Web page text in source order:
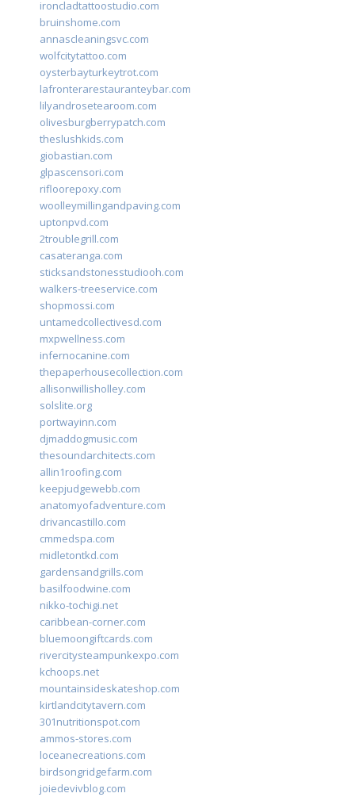
ironcladtattoostudio.com
bruinshome.com
annascleaningsvc.com
wolfcitytattoo.com
oysterbayturkeytrot.com
lafronterarestauranteybar.com
lilyandrosetearoom.com
olivesburgberrypatch.com
theslushkids.com
giobastian.com
glpascensori.com
rifloorepoxy.com
woolleymillingandpaving.com
uptonpvd.com
2troublegrill.com
casateranga.com
sticksandstonesstudiooh.com
walkers-treeservice.com
shopmossi.com
untamedcollectivesd.com
mxpwellness.com
infernocanine.com
thepaperhousecollection.com
allisonwillisholley.com
solslite.org
portwayinn.com
djmaddogmusic.com
thesoundarchitects.com
allin1roofing.com
keepjudgewebb.com
anatomyofadventure.com
drivancastillo.com
cmmedspa.com
midletontkd.com
gardensandgrills.com
basilfoodwine.com
nikko-tochigi.net
caribbean-corner.com
bluemoongiftcards.com
rivercitysteampunkexpo.com
kchoops.net
mountainsideskateshop.com
kirtlandcitytavern.com
301nutritionspot.com
ammos-stores.com
loceanecreations.com
birdsongridgefarm.com
joiedevivblog.com